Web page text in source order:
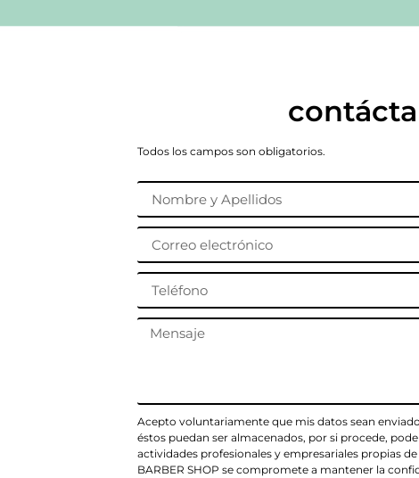
Todos los campos son obligatorios.
Acepto voluntariamente que mis datos sean
éstos puedan ser almacenados, por si procede,
actividades profesionales y empresariales propias
BARBER SHOP se compromete a mantener la